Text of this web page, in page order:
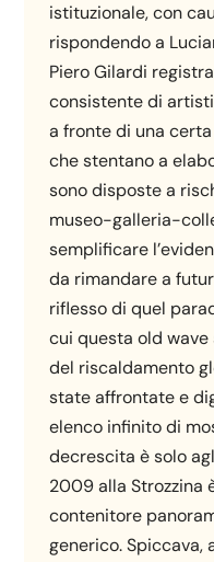
istituzionale, con
rispondendo a
Piero Gilardi
consistente di
a fronte di una
che stentano a
sono disposte a
museo-galleria-
semplificare
da rimandare a
riflesso di quel
cui questa old wave
del riscaldamento
state affrontate e
elenco infinito di
decrescita è solo
2009 alla Strozzina
contenitore
generico. Spiccava,